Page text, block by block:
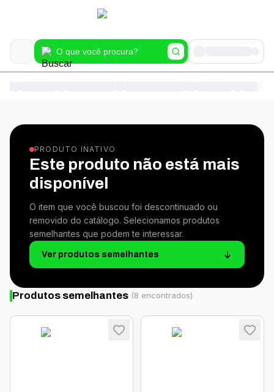
PRODUTO INATIVO
Este produto não está mais
disponível
O item que você buscou foi descontinuado ou
removido do catálogo. Selecionamos produtos
semelhantes que podem te interessar.
Ver produtos semelhantes
Produtos semelhantes (8 encontrados)